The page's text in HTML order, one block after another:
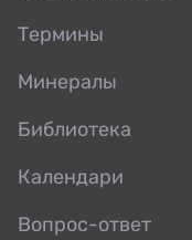
Термины
Минералы
Библиотека
Календари
Вопрос-ответ